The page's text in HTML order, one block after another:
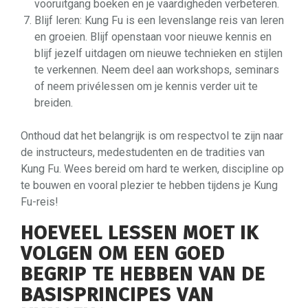
vooruitgang boeken en je vaardigheden verbeteren.
Blijf leren: Kung Fu is een levenslange reis van leren
en groeien. Blijf openstaan voor nieuwe kennis en
blijf jezelf uitdagen om nieuwe technieken en stijlen
te verkennen. Neem deel aan workshops, seminars
of neem privélessen om je kennis verder uit te
breiden.
Onthoud dat het belangrijk is om respectvol te zijn naar
de instructeurs, medestudenten en de tradities van
Kung Fu. Wees bereid om hard te werken, discipline op
te bouwen en vooral plezier te hebben tijdens je Kung
Fu-reis!
HOEVEEL LESSEN MOET IK
VOLGEN OM EEN GOED
BEGRIP TE HEBBEN VAN DE
BASISPRINCIPES VAN